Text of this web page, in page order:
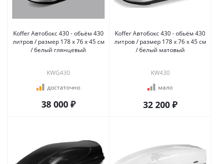
Koffer Автобокс 430 - обьём 430
литров / размер 178 х 76 х 45 см
/ белый глянцевый
KWG430
достаточно
38 000 ₽
Koffer Автобокс 430 - обьём 430
литров / размер 178 х 76 х 45 см
/ белый матовый
KW430
мало
32 200 ₽